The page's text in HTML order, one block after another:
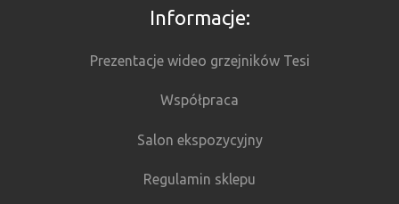
Informacje:
Prezentacje wideo grzejników Tesi
Współpraca
Salon ekspozycyjny
Regulamin sklepu